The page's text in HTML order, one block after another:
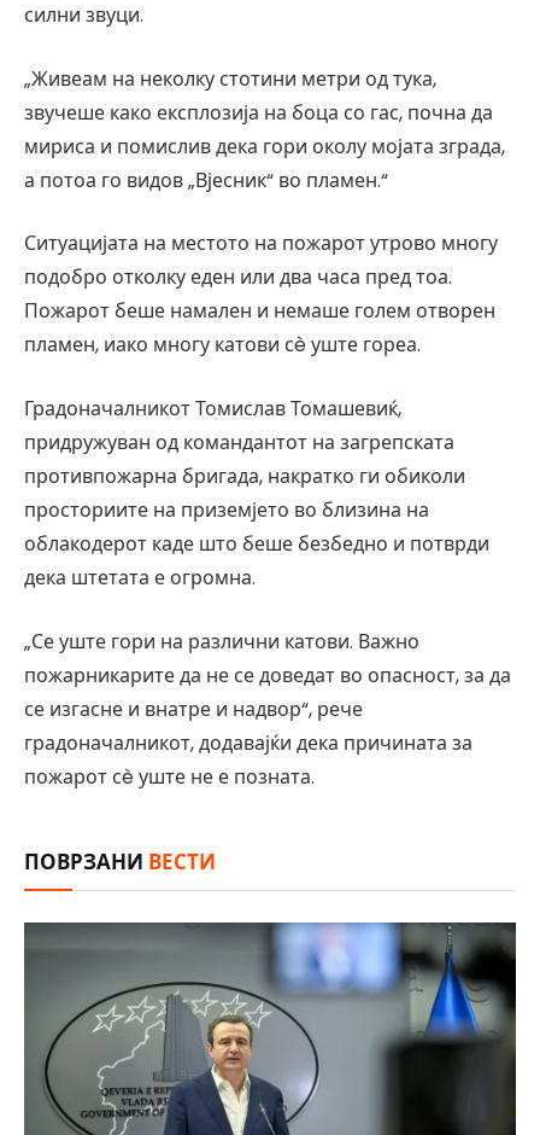
силни звуци.
„Живеам на неколку стотини метри од тука,
звучеше како експлозија на боца со гас, почна да
мириса и помислив дека гори околу мојата зграда,
а потоа го видов „Вјесник“ во пламен.“
Ситуацијата на местото на пожарот утрово многу
подобро отколку еден или два часа пред тоа.
Пожарот беше намален и немаше голем отворен
пламен, иако многу катови сè уште гореа.
Градоначалникот Томислав Томашевиќ,
придружуван од командантот на загрепската
противпожарна бригада, накратко ги обиколи
просториите на приземјето во близина на
облакодерот каде што беше безбедно и потврди
дека штетата е огромна.
„Се уште гори на различни катови. Важно
пожарникарите да не се доведат во опасност, за да
се изгасне и внатре и надвор“, рече
градоначалникот, додавајќи дека причината за
пожарот сè уште не е позната.
ПОВРЗАНИ ВЕСТИ